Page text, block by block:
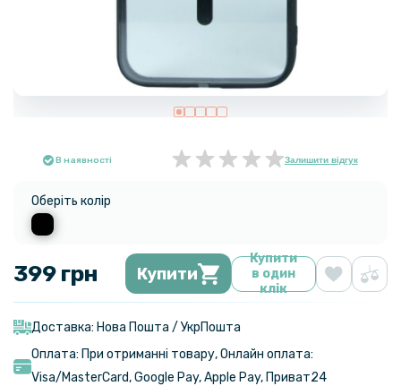
В наявності Залишити відгук
Оберіть колір
399 грн Купити
Купити
в один
клік
Доставка: Нова Пошта / УкрПошта
Оплата: При отриманні товару, Онлайн оплата:
Visa/MasterСard, Google Pay, Apple Pay, Приват24